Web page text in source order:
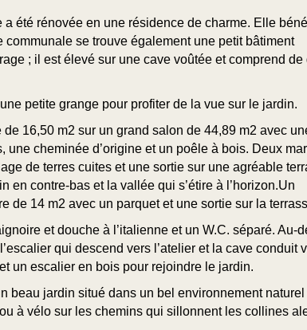
été rénovée en une résidence de charme. Elle
se trouve également une petit bâtiment
; il est élevé sur une cave voûtée et comprend de
petite grange pour profiter de la vue sur le jardin.
16,50 m2 sur un grand salon de 44,89 m2 avec
cheminée d’origine et un poêle à bois. Deux
de terres cuites et une sortie sur une agréable
en contre-bas et la vallée qui s’étire à l’horizon.Un
14 m2 avec un parquet et une sortie sur la
et douche à l’italienne et un W.C. séparé. Au-
qui descend vers l’atelier et la cave conduit
un escalier en bois pour rejoindre le jardin.
beau jardin situé dans un bel environnement
à vélo sur les chemins qui sillonnent les collines